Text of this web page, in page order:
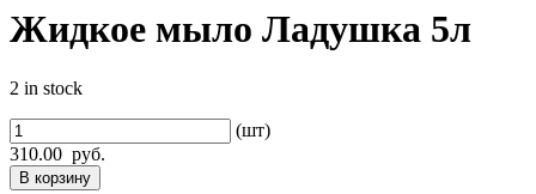
Жидкое мыло Ладушка 5л
2 in stock
(шт)
310.00 руб.
В корзину